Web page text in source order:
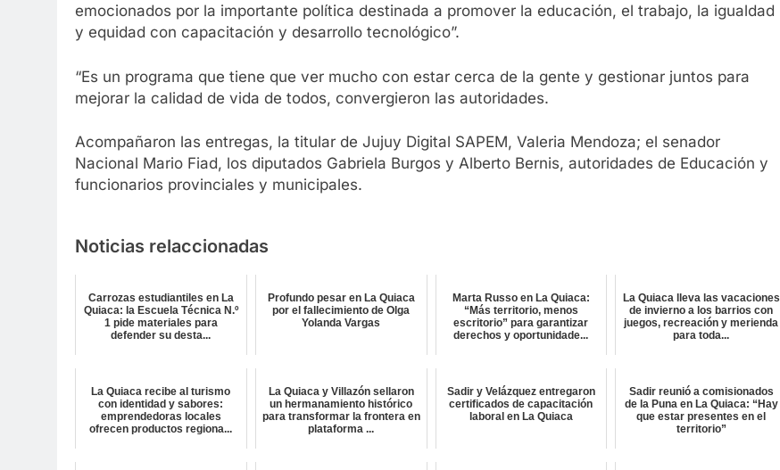
emocionados por la importante política destinada a promover la educación, el trabajo, la igualdad
y equidad con capacitación y desarrollo tecnológico”.
“Es un programa que tiene que ver mucho con estar cerca de la gente y gestionar juntos para
mejorar la calidad de vida de todos, convergieron las autoridades.
Acompañaron las entregas, la titular de Jujuy Digital SAPEM, Valeria Mendoza; el senador
Nacional Mario Fiad, los diputados Gabriela Burgos y Alberto Bernis, autoridades de Educación y
funcionarios provinciales y municipales.
Noticias relaccionadas
Carrozas estudiantiles en La
Quiaca: la Escuela Técnica N.º
1 pide materiales para
defender su desta...
Profundo pesar en La Quiaca
por el fallecimiento de Olga
Yolanda Vargas
Marta Russo en La Quiaca:
“Más territorio, menos
escritorio” para garantizar
derechos y oportunidade...
La Quiaca lleva las vacaciones
de invierno a los barrios con
juegos, recreación y merienda
para toda...
La Quiaca recibe al turismo
con identidad y sabores:
emprendedoras locales
ofrecen productos regiona...
La Quiaca y Villazón sellaron
un hermanamiento histórico
para transformar la frontera en
plataforma ...
Sadir y Velázquez entregaron
certificados de capacitación
laboral en La Quiaca
Sadir reunió a comisionados
de la Puna en La Quiaca: “Hay
que estar presentes en el
territorio”